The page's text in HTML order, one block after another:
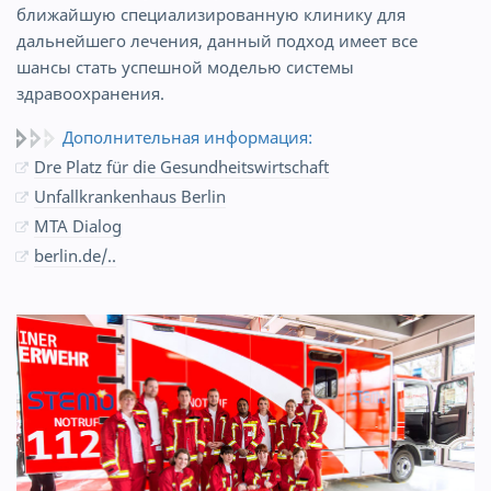
ближайшую специализированную клинику для
дальнейшего лечения, данный подход имеет все
шансы стать успешной моделью системы
здравоохранения.
Дополнительная информация:
Dre Platz für die Gesundheitswirtschaft
Unfallkrankenhaus Berlin
MTA Dialog
berlin.de/..